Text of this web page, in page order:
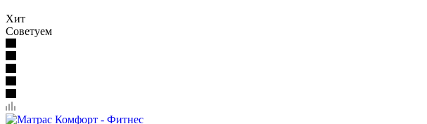
Хит
Советуем